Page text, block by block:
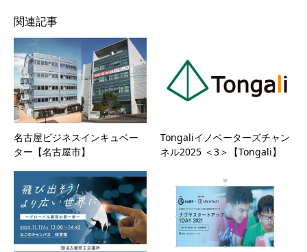
関連記事
名古屋ビジネスインキュベー
ター【名古屋市】
Tongaliイノベーターズチャン
ネル2025 ＜3＞【Tongali】